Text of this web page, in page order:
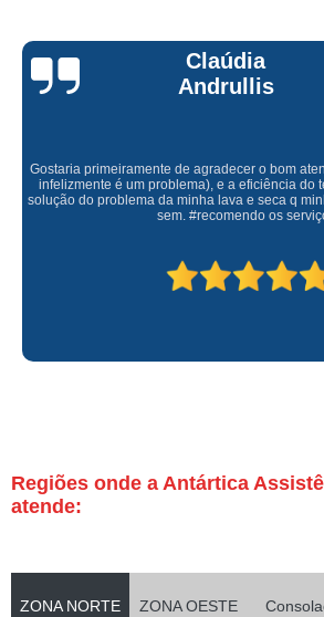
Claúdia
Andrullis
Gostaria primeiramente de agradecer o bom
infelizmente é um problema), e a eficiência do
solução do problema da minha lava e seca q
sem. #recomendo os
Regiões onde a Antártica
atende:
ZONA NORTE ZONA OESTE